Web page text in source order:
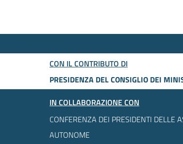
CON IL CONTRIBUTO DI
PRESIDENZA DEL CONSIGLIO DEI
IN COLLABORAZIONE CON
CONFERENZA DEI PRESIDENTI DELLE
AUTONOME